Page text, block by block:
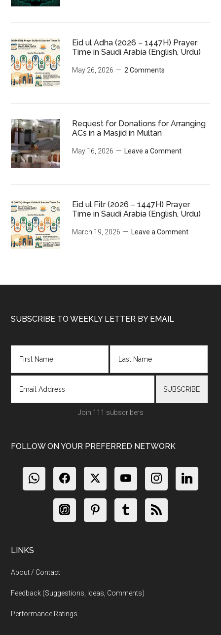
Eid ul Adha (2026 – 1447H) Prayer
Time in Saudi Arabia (English, Urdu)
May 26, 2026 2 Comments
Request for Donations for Arranging
ACs in a Masjid in Multan
May 16, 2026 Leave a Comment
Eid ul Fitr (2026 – 1447H) Prayer
Time in Saudi Arabia (English, Urdu)
March 19, 2026 Leave a Comment
Footer
SUBSCRIBE TO WEEKLY LETTER BY EMAIL
Join 111 subscribers
FOLLOW ON YOUR PREFERRED NETWORK
LINKS
About / Contact
Feedback (Suggestions, Ideas, Comments)
Performance Ratings